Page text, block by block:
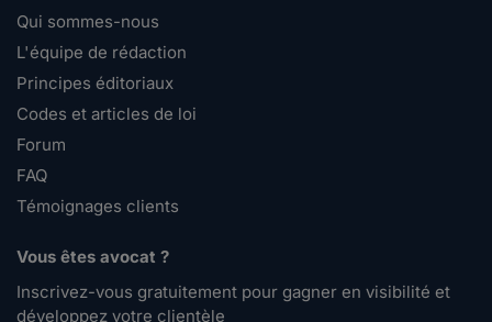
Qui sommes-nous
L'équipe de rédaction
Principes éditoriaux
Codes et articles de loi
Forum
FAQ
Témoignages clients
Vous êtes avocat ?
Inscrivez-vous gratuitement pour gagner en visibilité et
développez votre clientèle